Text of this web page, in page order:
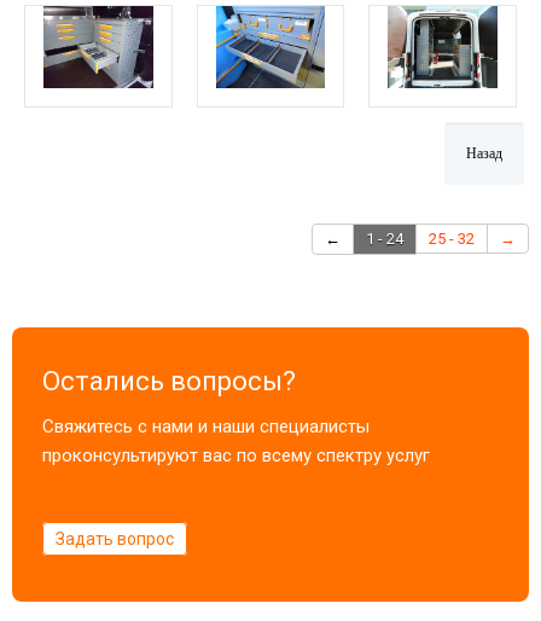
← 1 - 24 25 - 32 →
Остались вопросы?
Свяжитесь с нами и наши специалисты
проконсультируют вас по всему спектру услуг
Задать вопрос